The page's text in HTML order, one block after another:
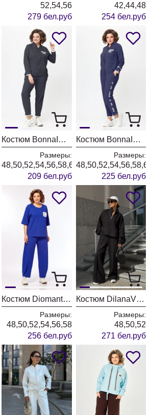
52,54,56
279 бел.руб
42,44,48
254 бел.руб
Костюм BonnaImage 889-1/2 темно-серый
Размеры:
48,50,52,54,56,58,60,62,64
209 бел.руб
Костюм BonnaImage 889/8 синий (индиго)
Размеры:
225 бел.руб
Костюм Diomant 2156 василек
Размеры:
48,50,52,54,56,58
256 бел.руб
Костюм DilanaVIP 2118 черный
Размеры:
48,50,52
271 бел.руб